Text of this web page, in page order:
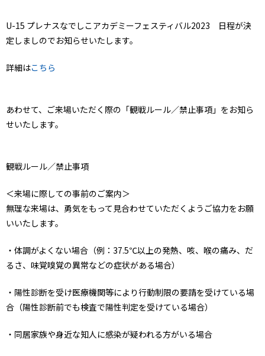
U-15 プレナスなでしこアカデミーフェスティバル2023 日程が決
定しましのでお知らせいたします。
詳細はこちら
あわせて、ご来場いただく際の「観戦ルール／禁止事項」をお知ら
せいたします。
観戦ルール／禁止事項
＜来場に際しての事前のご案内＞
無理な来場は、勇気をもって見合わせていただくようご協力をお願
いいたします。
・体調がよくない場合（例：37.5℃以上の発熱、咳、喉の痛み、だ
るさ、味覚嗅覚の異常などの症状がある場合）
・陽性診断を受け医療機関等により行動制限の要請を受けている場
合（陽性診断前でも検査で陽性判定を受けている場合）
・同居家族や身近な知人に感染が疑われる方がいる場合